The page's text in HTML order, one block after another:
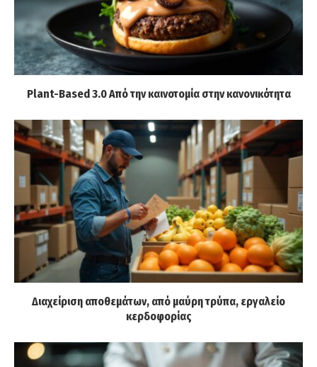
Plant-Based 3.0 Από την καινοτομία στην κανονικότητα
Διαχείριση αποθεμάτων, από μαύρη τρύπα, εργαλείο
κερδοφορίας